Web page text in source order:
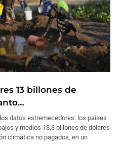
13 billones de
datos estremecedores: los países
y medios 13,3 billones de dólares
climática no pagados, en un